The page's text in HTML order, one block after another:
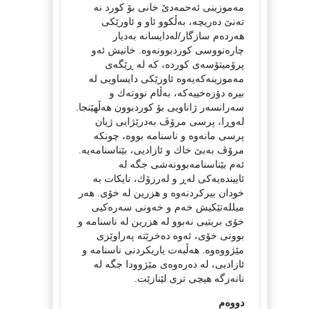
مه‌موزینی ئه‌حمه‌دێ خانی بۆ كورد نه‌
ته‌نێ ده‌ریچه‌، به‌ڵكوو ئاو و ئاورێكی
هه‌رده‌م سازگار/له‌دایسانه‌ به‌دیار
چاره‌نووسی كوردبوونه‌وه‌. خانیش ئه‌و
پرۆمیتۆسه‌ی كورده‌، كه‌ له‌ ڕێگه‌ی
مه‌موزینه‌كه‌یه‌وه‌ ئاورێكی دایساویی له‌
بیره‌ دۆزه‌خییه‌كه‌، به‌ڵام نووته‌ك و
سه‌رانسه‌ر ژاناویی بۆ كوردبوون هه‌ڵهێنجا.
له‌وڕا، پرسی مرۆڤ به‌درێژایی ژیان
پرسی مانه‌وه‌ و ناسنامه‌ بووه‌، چونكه‌
مرۆڤ به‌بێ خاك و ئازادیی، بێناسنامه‌یه‌.
ئه‌م بێناسنامه‌بوونه‌شی جگه‌ له‌
ئایینده‌یه‌كی له‌ڕ و له‌رزۆك، نایكات به‌
خودان بیركردنه‌وه‌ و هزرین له‌ خۆی. هه‌ر
میلله‌تێكیش خه‌م و خه‌ونی سه‌ره‌كیی
خۆی بریتیی نه‌بوو له‌ هزرین له‌ ناسنامه‌ و
بوونی خۆی، ئه‌وه‌ ده‌خرێته‌ په‌راوێزی
مێژووه‌وه‌. هه‌ڵبه‌ت‌ یاریكردنی ناسنامه‌ و
ئازادیی، له‌ ده‌ره‌وه‌ی مێژوودا جگه‌ له‌
نانه‌زگه‌ هیچی تری لێنازێت.
دووه‌م